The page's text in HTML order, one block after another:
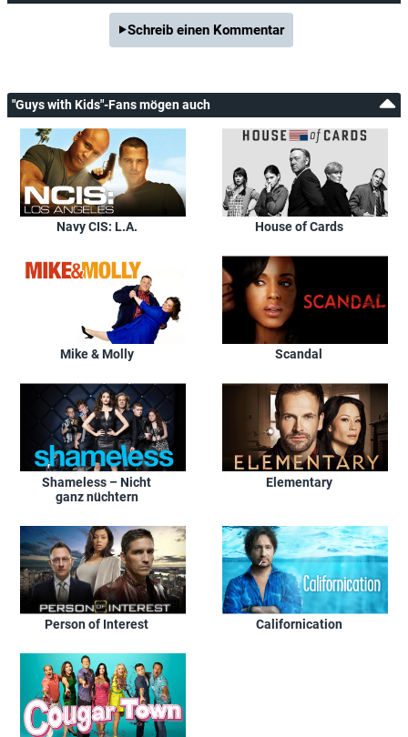
Schreib einen Kommentar
"Guys with Kids"-Fans mögen auch
Navy CIS: L.A. House of Cards
Mike & Molly Scandal
Shameless – Nicht
ganz nüchtern
Elementary
Person of Interest Californication